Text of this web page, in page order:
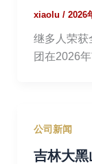
xiaolu / 2026
继多人荣获
团在2026
公司新闻
吉林大